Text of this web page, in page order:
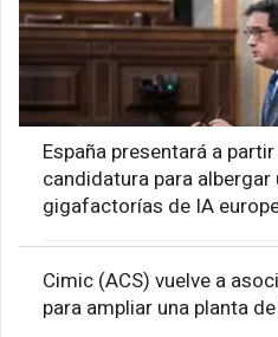
España presentará a
candidatura para albergar
gigafactorías de IA
Cimic (ACS) vuelve a
para ampliar una planta